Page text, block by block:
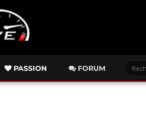
PASSION FORUM